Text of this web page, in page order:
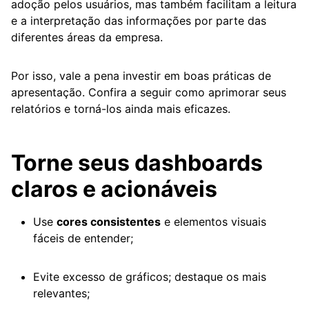
adoção pelos usuários, mas também facilitam a leitura
e a interpretação das informações por parte das
diferentes áreas da empresa.
Por isso, vale a pena investir em boas práticas de
apresentação. Confira a seguir como aprimorar seus
relatórios e torná-los ainda mais eficazes.
Torne seus dashboards
claros e acionáveis
Use cores consistentes e elementos visuais
fáceis de entender;
Evite excesso de gráficos; destaque os mais
relevantes;